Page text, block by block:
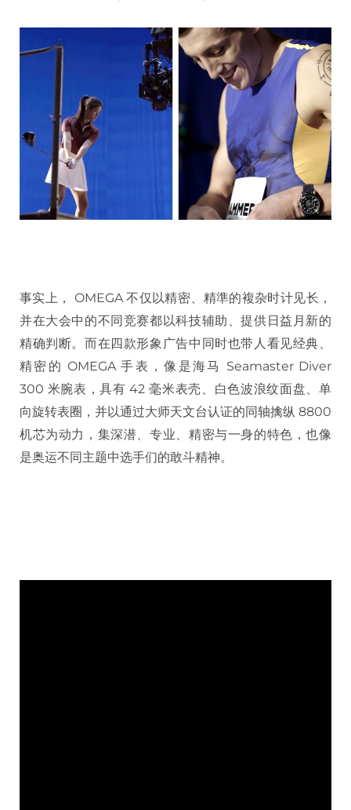
事实上， OMEGA 不仅以精密、精準的複杂时计见长，
并在大会中的不同竞赛都以科技辅助、提供日益月新的
精确判断。而在四款形象广告中同时也带人看见经典、
精密的 OMEGA 手表，像是海马 Seamaster Diver
300 米腕表，具有 42 毫米表壳、白色波浪纹面盘、单
向旋转表圈，并以通过大师天文台认证的同轴擒纵 8800
机芯为动力，集深潜、专业、精密与一身的特色，也像
是奥运不同主题中选手们的敢斗精神。